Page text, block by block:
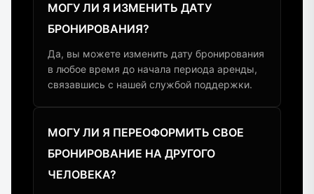
МОГУ ЛИ Я ИЗМЕНИТЬ ДАТУ
БРОНИРОВАНИЯ?
Да, вы можете изменить дату бронирования
в любое время до начала периода аренды,
связавшись с нашей службой поддержки.
МОГУ ЛИ Я ПЕРЕОФОРМИТЬ СВОЕ
БРОНИРОВАНИЕ НА ДРУГОГО
ЧЕЛОВЕКА?